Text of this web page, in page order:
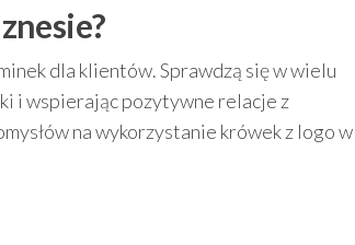
dla klientów. Sprawdzą się w wielu
i wspierając pozytywne relacje z
na wykorzystanie krówek z logo w